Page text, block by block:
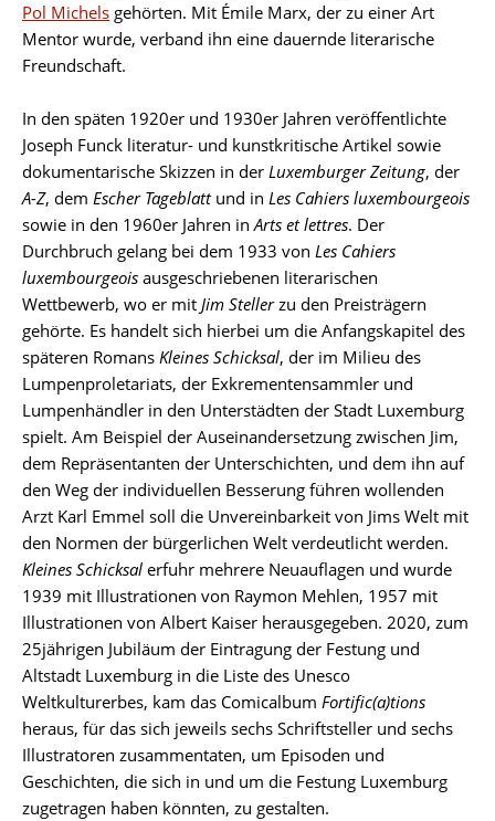
Pol Michels gehörten. Mit Émile Marx, der zu einer Art
Mentor wurde, verband ihn eine dauernde literarische
Freundschaft.
In den späten 1920er und 1930er Jahren veröffentlichte
Joseph Funck literatur- und kunstkritische Artikel sowie
dokumentarische Skizzen in der Luxemburger Zeitung, der
A-Z, dem Escher Tageblattund in Les Cahiers luxembourgeois
sowie in den 1960er Jahren inArts et lettres. Der
Durchbruch gelang bei dem 1933 von Les Cahiers
luxembourgeois ausgeschriebenen literarischen
Wettbewerb, wo er mit Jim Stellerzu den Preisträgern
gehörte. Es handelt sich hierbei um die Anfangskapitel des
späteren Romans Kleines Schicksal, der im Milieu des
Lumpenproletariats, der Exkrementensammler und
Lumpenhändler in den Unterstädten der Stadt Luxemburg
spielt. Am Beispiel der Auseinandersetzung zwischen Jim,
dem Repräsentanten der Unterschichten, und dem ihn auf
den Weg der individuellen Besserung führen wollenden
Arzt Karl Emmel soll die Unvereinbarkeit von Jims Welt mit
den Normen der bürgerlichen Welt verdeutlicht werden.
Kleines Schicksal erfuhr mehrere Neuauflagen und wurde
1939 mit Illustrationen von Raymon Mehlen, 1957 mit
Illustrationen von Albert Kaiser herausgegeben. 2020, zum
25jährigen Jubiläum der Eintragung der Festung und
Altstadt Luxemburg in die Liste des Unesco
Weltkulturerbes, kam das Comicalbum Fortific(a)tions
heraus, für das sich jeweils sechs Schriftsteller und sechs
Illustratoren zusammentaten, um Episoden und
Geschichten, die sich in und um die Festung Luxemburg
zugetragen haben könnten, zu gestalten.